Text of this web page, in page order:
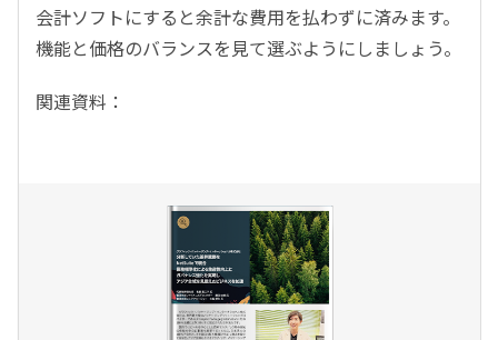
会計ソフトにすると余計な費用を払わずに済みます。
機能と価格のバランスを見て選ぶようにしましょう。
関連資料：